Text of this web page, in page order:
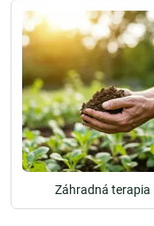
Záhradná terapia